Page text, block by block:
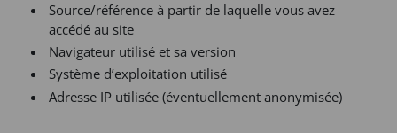
Source/référence à partir de laquelle vous avez
accédé au site
Navigateur utilisé et sa version
Système d’exploitation utilisé
Adresse IP utilisée (éventuellement anonymisée)